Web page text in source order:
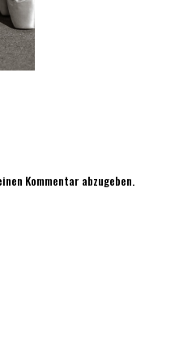
Kommentar abzugeben.